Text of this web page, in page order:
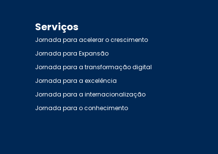
Serviços
Jornada para acelerar o crescimento
Jornada para Expansão
Jornada para a transformação digital
Jornada para a excelência
Jornada para a internacionalização
Jornada para o conhecimento